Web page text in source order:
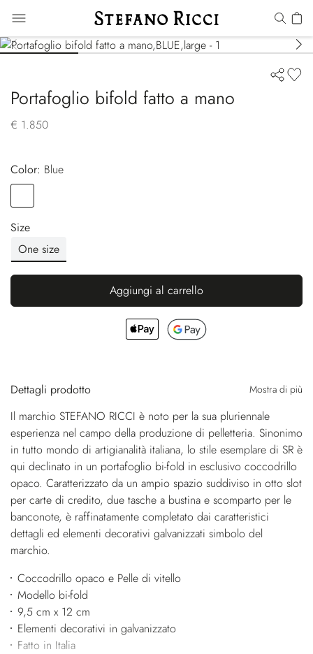
Portafoglio bifold fatto a mano
€ 1.850
Color:
blue
Size
One size
Aggiungi al carrello
Dettagli prodotto Mostra di più
Il marchio STEFANO RICCI è noto per la sua pluriennale
esperienza nel campo della produzione di pelletteria. Sinonimo
in tutto mondo di artigianalità italiana, lo stile esemplare di SR è
qui declinato in un portafoglio bi-fold in esclusivo coccodrillo
opaco. Caratterizzato da un ampio spazio suddiviso in otto slot
per carte di credito, due tasche a bustina e scomparto per le
banconote, è raffinatamente completato dai caratteristici
dettagli ed elementi decorativi galvanizzati simbolo del
marchio.
Coccodrillo opaco e Pelle di vitello
Modello bi-fold
9,5 cm x 12 cm
Elementi decorativi in galvanizzato
Fatto in Italia